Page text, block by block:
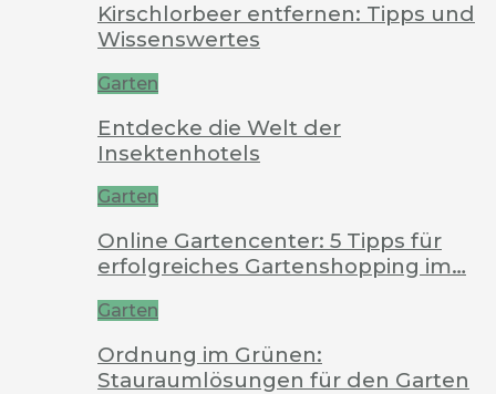
Kirschlorbeer entfernen: Tipps und
Wissenswertes
Garten
Entdecke die Welt der
Insektenhotels
Garten
Online Gartencenter: 5 Tipps für
erfolgreiches Gartenshopping im…
Garten
Ordnung im Grünen:
Stauraumlösungen für den Garten